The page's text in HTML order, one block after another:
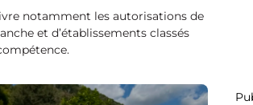
notamment les autorisations de
et d’établissements classés